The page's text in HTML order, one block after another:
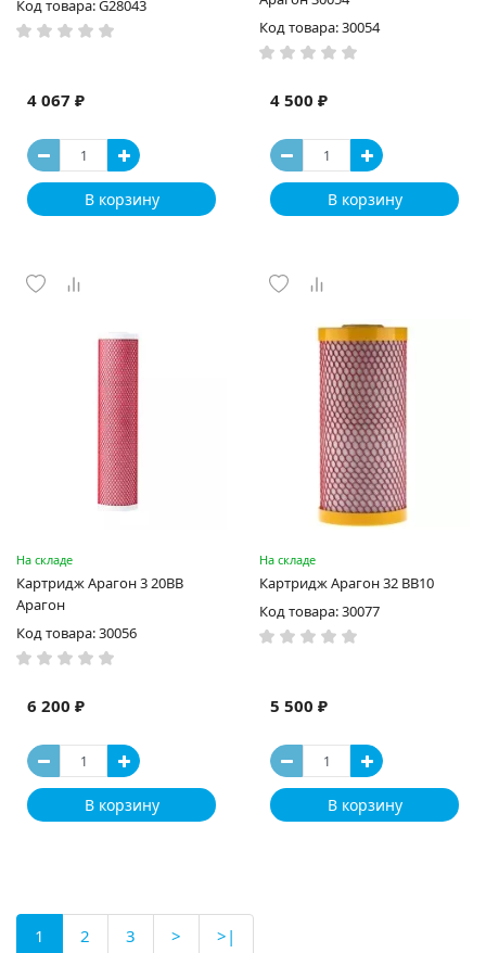
Код товара: G28043
4 067 ₽
В корзину
Код товара: 30054
4 500 ₽
В корзину
На складе
Картридж Арагон 3 20BB
Арагон
Код товара: 30056
6 200 ₽
В корзину
На складе
Картридж Арагон 32 ВВ10
Код товара: 30077
5 500 ₽
В корзину
1 2 3 > >|